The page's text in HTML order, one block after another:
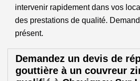
intervenir rapidement dans vos
des prestations de qualité.
présent.
Demandez un devis de
gouttière à un couvreur